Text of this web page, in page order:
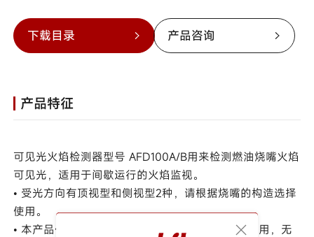
下载目录 产品咨询
产品特征
可见光火焰检测器型号 AFD100A/B用来检测燃油烧嘴火焰
可见光，适用于间歇运行的火焰监视。
• 受光方向有顶视型和侧视型2种，请根据烧嘴的构造选择
使用。
• 本产品仅能与型号 AFD100 的保护继电器组合使用，无